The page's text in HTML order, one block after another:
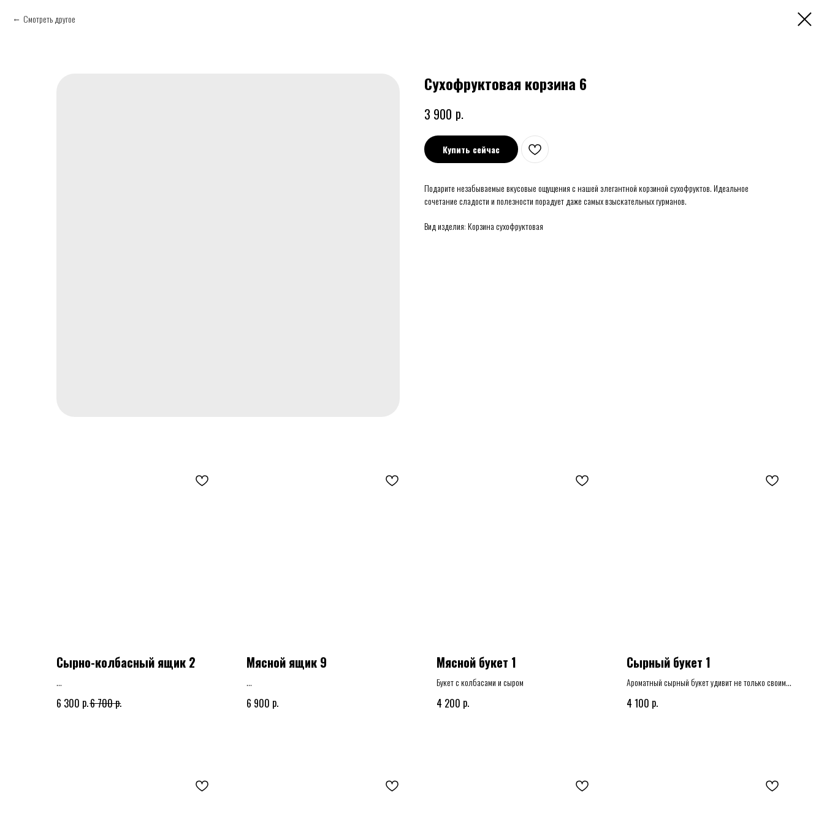
Смотреть другое
Сухофруктовая корзина 6
3 900 р.
Купить сейчас
Подарите незабываемые вкусовые ощущения с нашей элегантной корзиной сухофруктов. Идеальное
сочетание сладости и полезности порадует даже самых взыскательных гурманов.
Вид изделия: Корзина сухофруктовая
Сырно-колбасный ящик 2
композиция
6 300 р.6 700р.
Мясной ящик 9
6 900 р.
Мясной букет 1
Букет с колбасами и сыром
4 200 р.
Сырный букет 1
Ароматный сырный букет удивит не только своим
любому торжеству который задет настроение и
4 100 р.